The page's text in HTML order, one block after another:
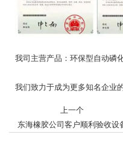
我司主营产品：环保型自动磷
我们致力于成为更多知名企业
上一个
东海橡胶公司客户顺利验收设